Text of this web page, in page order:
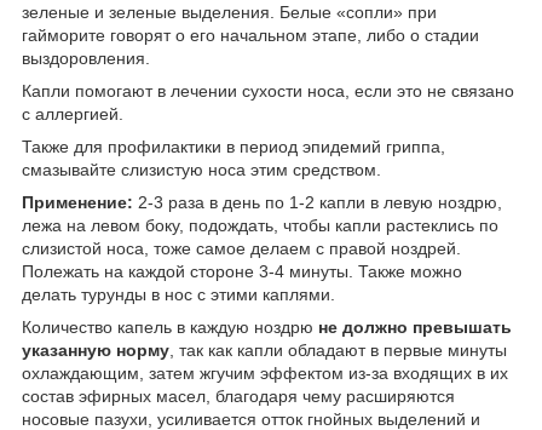
зеленые и зеленые выделения. Белые «сопли» при
гайморите говорят о его начальном этапе, либо о стадии
выздоровления.
Капли помогают в лечении сухости носа, если это не связано
с аллергией.
Также для профилактики в период эпидемий гриппа,
смазывайте слизистую носа этим средством.
Применение: 2-3 раза в день по 1-2 капли в левую ноздрю,
лежа на левом боку, подождать, чтобы капли растеклись по
слизистой носа, тоже самое делаем с правой ноздрей.
Полежать на каждой стороне 3-4 минуты. Также можно
делать турунды в нос с этими каплями.
Количество капель в каждую ноздрю не должно превышать
указанную норму , так как капли обладают в первые минуты
охлаждающим, затем жгучим эффектом из-за входящих в их
состав эфирных масел, благодаря чему расширяются
носовые пазухи, усиливается отток гнойных выделений и